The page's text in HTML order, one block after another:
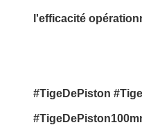
l'efficacité
#TigeDePiston